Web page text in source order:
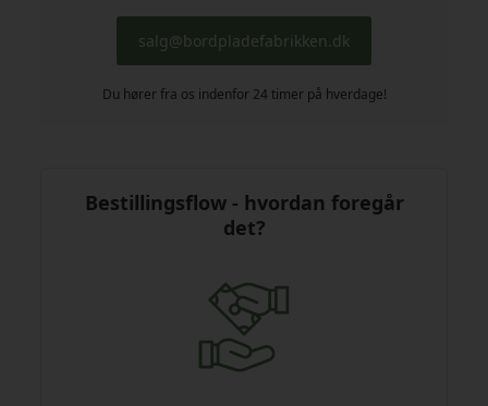
salg@bordpladefabrikken.dk
Du hører fra os indenfor 24 timer på hverdage!
Bestillingsflow - hvordan foregår
det?